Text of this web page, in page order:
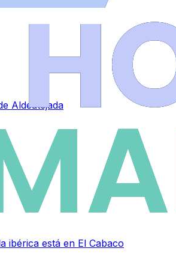
Aldeatejada
ibérica está en El Cabaco